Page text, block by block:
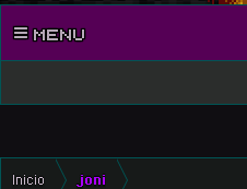
MENU
Inicio joni